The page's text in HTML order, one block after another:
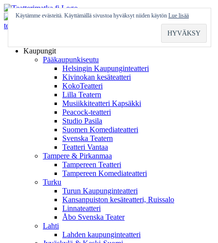
Skip
to
content
Kaupungit
Pääkaupunkiseutu
Helsingin Kaupunginteatteri
Kivinokan kesäteatteri
KokoTeatteri
Lilla Teatern
Musiikkiteatteri Kapsäkki
Peacock-teatteri
Studio Pasila
Suomen Komediateatteri
Svenska Teatern
Teatteri Vantaa
Tampere & Pirkanmaa
Tampereen Teatteri
Tampereen Komediateatteri
Turku
Turun Kaupunginteatteri
Kansanpuiston kesäteatteri, Ruissalo
Linnateatteri
Åbo Svenska Teater
Lahti
Lahden kaupunginteatteri
Käytämme evästeitä. Käyttämällä sivustoa hyväksyt niiden käytön Lue lisää